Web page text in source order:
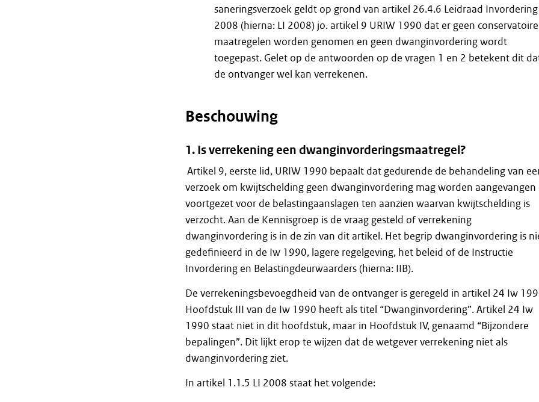
saneringsverzoek geldt op grond van artikel 26.4.6 Leidraad Invordering
2008 (hierna: LI 2008) jo. artikel 9 URIW 1990 dat er geen conservatoire
maatregelen worden genomen en geen dwanginvordering wordt
toegepast. Gelet op de antwoorden op de vragen 1 en 2 betekent dit
de ontvanger wel kan verrekenen.
Beschouwing
1. Is verrekening een dwanginvorderingsmaatregel?
Artikel 9, eerste lid, URIW 1990 bepaalt dat gedurende de behandeling van
verzoek om kwijtschelding geen dwanginvordering mag worden aangevangen
voortgezet voor de belastingaanslagen ten aanzien waarvan kwijtschelding is
verzocht. Aan de Kennisgroep is de vraag gesteld of verrekening
dwanginvordering is in de zin van dit artikel. Het begrip dwanginvordering is
gedefinieerd in de Iw 1990, lagere regelgeving, het beleid of de Instructie
Invordering en Belastingdeurwaarders (hierna: IIB).
De verrekeningsbevoegdheid van de ontvanger is geregeld in artikel 24 Iw
Hoofdstuk III van de Iw 1990 heeft als titel “Dwanginvordering”. Artikel 24 Iw
1990 staat niet in dit hoofdstuk, maar in Hoofdstuk IV, genaamd “Bijzondere
bepalingen”. Dit lijkt erop te wijzen dat de wetgever verrekening niet als
dwanginvordering ziet.
In artikel 1.1.5 LI 2008 staat het volgende: